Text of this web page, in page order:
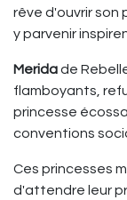
rêve d'ouvrir
y parvenir
Meridade
flamboyants,
princesse
conventions
Ces princesses
d'attendre leur